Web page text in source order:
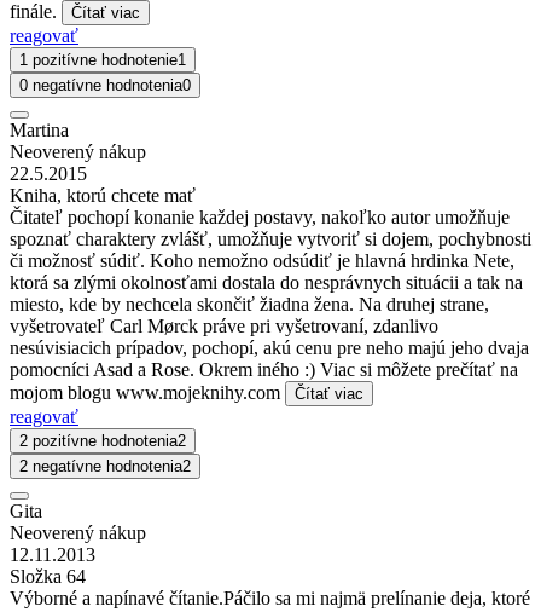
finále.
Čítať viac
reagovať
1 pozitívne hodnotenie1
0 negatívne hodnotenia0
Martina
Neoverený nákup
22.5.2015
Kniha, ktorú chcete mať
Čitateľ pochopí konanie každej postavy, nakoľko autor umožňuje
spoznať charaktery zvlášť, umožňuje vytvoriť si dojem, pochybnosti
či možnosť súdiť. Koho nemožno odsúdiť je hlavná hrdinka Nete,
ktorá sa zlými okolnosťami dostala do nesprávnych situácii a tak na
miesto, kde by nechcela skončiť žiadna žena. Na druhej strane,
vyšetrovateľ Carl Mørck práve pri vyšetrovaní, zdanlivo
nesúvisiacich prípadov, pochopí, akú cenu pre neho majú jeho dvaja
pomocníci Asad a Rose. Okrem iného :) Viac si môžete prečítať na
mojom blogu www.mojeknihy.com
Čítať viac
reagovať
2 pozitívne hodnotenia2
2 negatívne hodnotenia2
Gita
Neoverený nákup
12.11.2013
Složka 64
Výborné a napínavé čítanie.Páčilo sa mi najmä prelínanie deja, ktoré